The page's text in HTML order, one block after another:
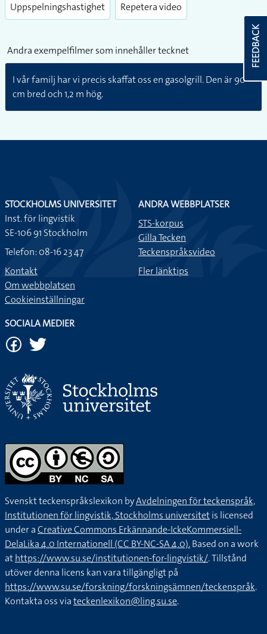
Uppspelningshastighet Repetera video
Andra exempelfilmer som innehåller tecknet
I vår familj har vi precis skaffat oss en gasolgrill. Den är 90
cm bred och 1,2 m hög.
FEEDBACK
STOCKHOLMS UNIVERSITET
Inst. för lingvistik
SE-106 91 Stockholm
Telefon: 08-16 23 47
Kontakt
Om webbplatsen
Cookieinställningar
ANDRA WEBBPLATSER
STS-korpus
Gilla Tecken
Teckenspråksvideo
Fler länktips
SOCIALA MEDIER
Svenskt teckenspråkslexikon byAvdelningen för teckenspråk,
Institutionen för lingvistik, Stockholms universitetis licensed
under aCreative Commons Erkännande-IckeKommersiell-
DelaLika 4.0 Internationell (CC BY-NC-SA 4.0).Based on a work
athttps://www.su.se/institutionen-for-lingvistik/. Tillstånd
utöver denna licens kan vara tillgängligt på
https://www.su.se/forskning/forskningsämnen/teckenspråk.
Kontakta oss viateckenlexikon@ling.su.se.